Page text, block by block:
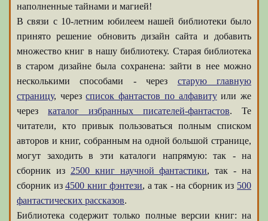
наполненные тайнами и магией!
В связи с 10-летним юбилеем нашей библиотеки было
принято решение обновить дизайн сайта и добавить
множество книг в нашу библиотеку. Старая библиотека
в старом дизайне была сохранена: зайти в нее можно
несколькими способами - через старую главную
страницу, черезсписок фантастов по алфавитуили же
через каталог избранных писателей-фантастов. Те
читатели, кто привык пользоваться полным списком
авторов и книг, собранным на одной большой странице,
могут заходить в эти каталоги напрямую: так - на
сборник из 2500 книг научной фантастики, так - на
сборник из4500 книг фэнтези, а так - на сборник из 500
фантастических рассказов.
Библиотека содержит только полные версии книг: на